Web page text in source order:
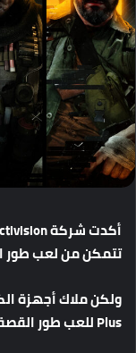
أكدتشركة
تتمكنمنلعبطور
ولكنملاكأجهزة
Plusللعبطور